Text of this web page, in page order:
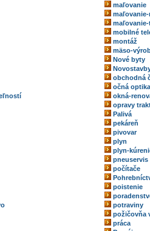
maľovanie
maľovanie-
mobilné
montáž
mäso-
Nové byty
obchodná
očná optika
okná-
opravy
Palivá
pekáreň
pivovar
plyn
plyn-
pneuservis
počítače
poistenie
potraviny
požičovňa
práca